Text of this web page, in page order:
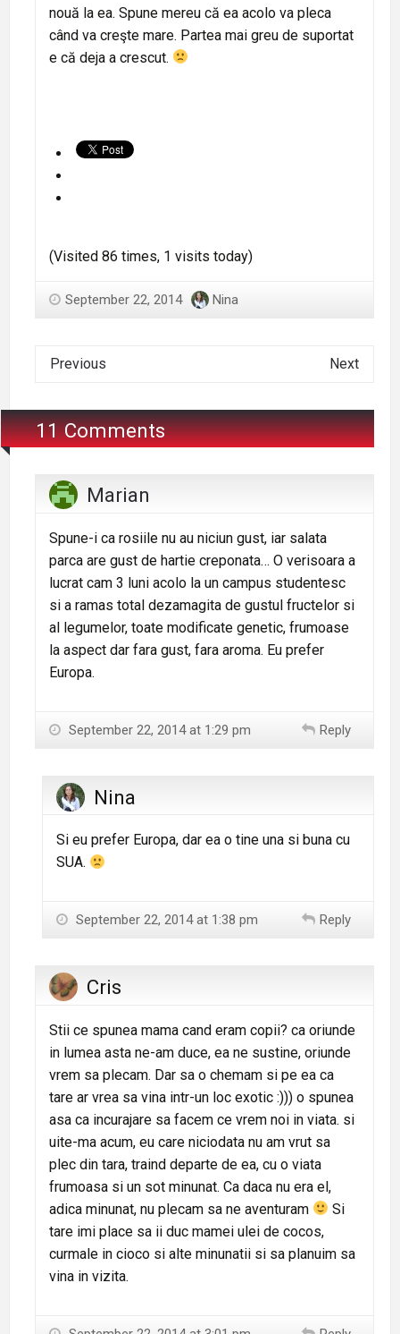
nouă la ea. Spune mereu că ea acolo va pleca
când va creşte mare. Partea mai greu de suportat
e că deja a crescut.
(Visited 86 times, 1 visits today)
September 22, 2014 Nina
Previous Next
11 Comments
Marian
Spune-i ca rosiile nu au niciun gust, iar salata
parca are gust de hartie creponata… O verisoara a
lucrat cam 3 luni acolo la un campus studentesc
si a ramas total dezamagita de gustul fructelor si
al legumelor, toate modificate genetic, frumoase
la aspect dar fara gust, fara aroma. Eu prefer
Europa.
September 22, 2014 at 1:29 pm Reply
Nina
Si eu prefer Europa, dar ea o tine una si buna cu
SUA.
September 22, 2014 at 1:38 pm Reply
Cris
Stii ce spunea mama cand eram copii? ca oriunde
in lumea asta ne-am duce, ea ne sustine, oriunde
vrem sa plecam. Dar sa o chemam si pe ea ca
tare ar vrea sa vina intr-un loc exotic :))) o spunea
asa ca incurajare sa facem ce vrem noi in viata. si
uite-ma acum, eu care niciodata nu am vrut sa
plec din tara, traind departe de ea, cu o viata
frumoasa si un sot minunat. Ca daca nu era el,
adica minunat, nu plecam sa ne aventuram
Si
tare imi place sa ii duc mamei ulei de cocos,
curmale in cioco si alte minunatii si sa planuim sa
vina in vizita.